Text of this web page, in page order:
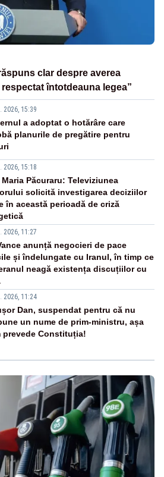
clar despre averea
întotdeauna legea”
2026, 15:39
a adoptat o hotărâre care
planurile de pregătire pentru
2026, 15:18
Maria Păcuraru: Televiziunea
solicită investigarea deciziilor
în această perioadă de criză
2026, 11:27
anunță negocieri de pace
și îndelungate cu Iranul, în timp ce
neagă existența discuțiilor cu
2026, 11:24
Dan, suspendat pentru că nu
un nume de prim-ministru, așa
prevede Constituția!